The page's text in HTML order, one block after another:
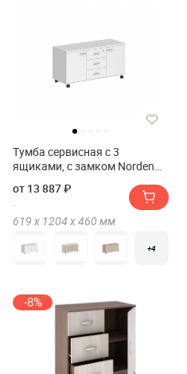
Тумба сервисная с 3
ящиками, с замком Norden
от 13 887 ₽
619 х 1204 х460 мм
+4
-8%